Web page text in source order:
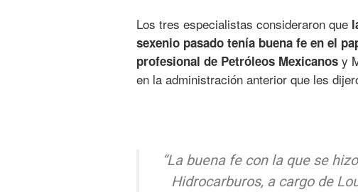
Los tres especialistas consideraron que
sexenio pasado tenía buena fe en el
profesional de Petróleos Mexicanos y
en la administración anterior que les
“La buena fe con la que se
Hidrocarburos, a cargo de